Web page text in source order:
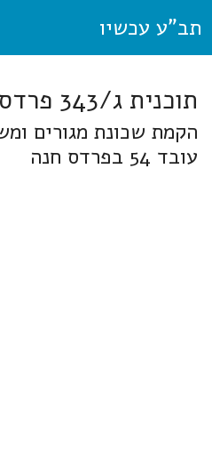
תב"ע עכשיו
תוכנית ג/343 פרדס חנה-כרכור
הקמת שכונת מגורים
עובד 54 בפרדס חנה